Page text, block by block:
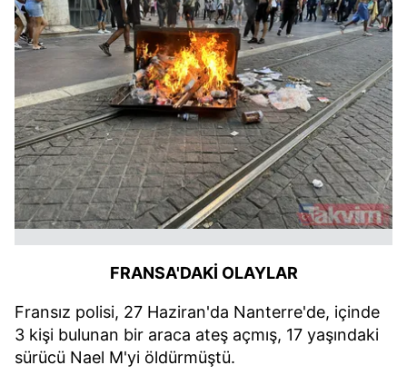
FRANSA'DAKİ OLAYLAR
Fransız polisi, 27 Haziran'da Nanterre'de, içinde
3 kişi bulunan bir araca ateş açmış, 17 yaşındaki
sürücü Nael M'yi öldürmüştü.